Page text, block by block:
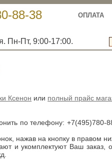
88-38 ОПЛАТА
Пн-Пт, 9:00-17:00.
Ксенон или полный прайс
по телефону:+7(495)780-
нажав на кнопку в правом
и укомплектуют Ваш заказ,